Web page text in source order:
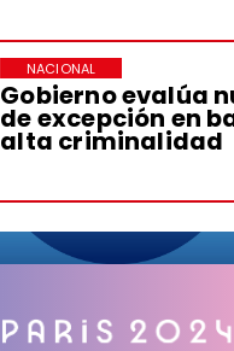
Gobierno evalúa
de excepción en
alta criminalidad
NACIONAL